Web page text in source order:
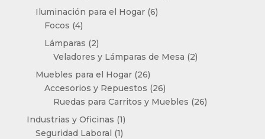
Iluminación para el Hogar 66
Focos 44
productos
Lámparas 22
productos
Veladores y Lámparas de Mesa 22
Muebles para el Hogar 2626
productos
Accesorios y Repuestos 2626
productos
Ruedas para Carritos y Muebles 2626
Industrias y Oficinas 11
producto
Seguridad Laboral 11